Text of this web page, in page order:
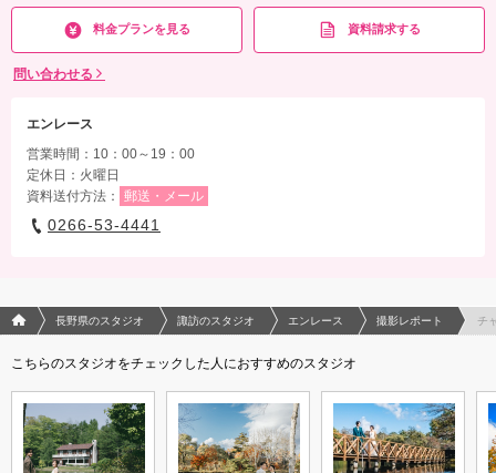
料金プランを見る 資料請求する
問い合わせる
エンレース
営業時間：10：00～19：00
定休日：火曜日
資料送付方法：
郵送・メール
0266-53-4441
フォトウエディング/結婚写真のPhotorait ホーム
長野県のスタジオ 諏訪のスタジオ エンレース 撮影レポート チ
こちらのスタジオをチェックした人におすすめのスタジオ